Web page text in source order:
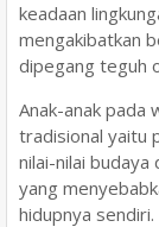
keadaan
mengakibatkan
dipegang teguh
Anak-anak pada
tradisional yaitu
nilai-nilai
yang
hidupnya sendiri.